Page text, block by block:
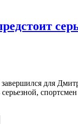
для
серьезной,